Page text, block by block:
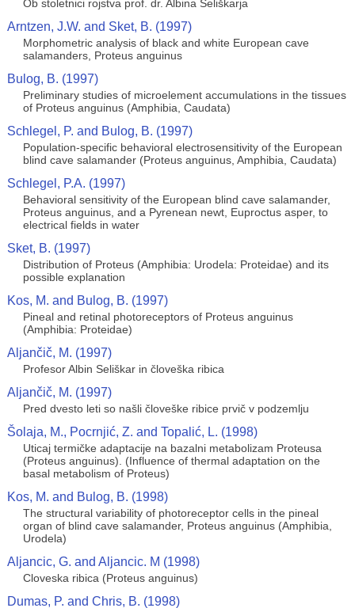
Ob stoletnici rojstva prof. dr. Albina Seliškarja
Arntzen, J.W. and Sket, B. (1997)
Morphometric analysis of black and white European cave
salamanders, Proteus anguinus
Bulog, B. (1997)
Preliminary studies of microelement accumulations in the tissues
of Proteus anguinus (Amphibia, Caudata)
Schlegel, P. and Bulog, B. (1997)
Population-specific behavioral electrosensitivity of the European
blind cave salamander (Proteus anguinus, Amphibia, Caudata)
Schlegel, P.A. (1997)
Behavioral sensitivity of the European blind cave salamander,
Proteus anguinus, and a Pyrenean newt, Euproctus asper, to
electrical fields in water
Sket, B. (1997)
Distribution of Proteus (Amphibia: Urodela: Proteidae) and its
possible explanation
Kos, M. and Bulog, B. (1997)
Pineal and retinal photoreceptors of Proteus anguinus
(Amphibia: Proteidae)
Aljančič, M. (1997)
Profesor Albin Seliškar in človeška ribica
Aljančič, M. (1997)
Pred dvesto leti so našli človeške ribice prvič v podzemlju
Šolaja, M., Pocrnjić, Z. and Topalić, L. (1998)
Uticaj termičke adaptacije na bazalni metabolizam Proteusa
(Proteus anguinus). (Influence of thermal adaptation on the
basal metabolism of Proteus)
Kos, M. and Bulog, B. (1998)
The structural variability of photoreceptor cells in the pineal
organ of blind cave salamander, Proteus anguinus (Amphibia,
Urodela)
Aljancic, G. and Aljancic. M (1998)
Cloveska ribica (Proteus anguinus)
Dumas, P. and Chris, B. (1998)